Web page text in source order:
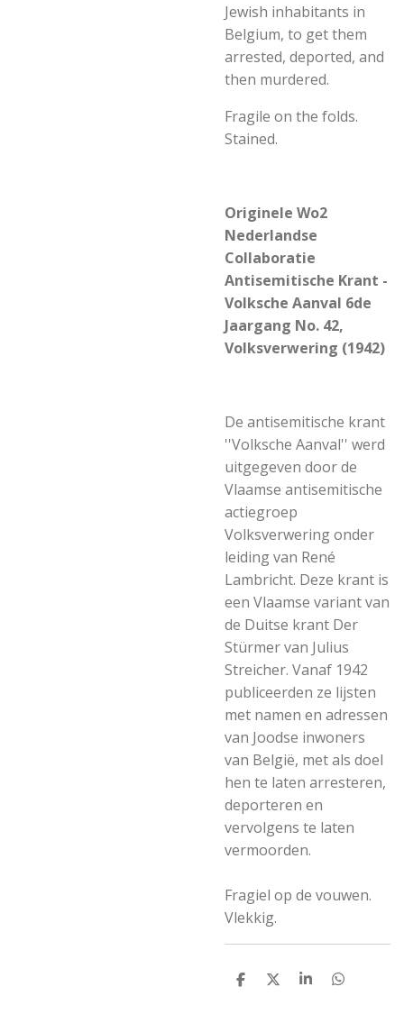
Jewish inhabitants in
Belgium, to get them
arrested, deported, and
then murdered.
Fragile on the folds.
Stained.
Originele Wo2
Nederlandse
Collaboratie
Antisemitische Krant -
Volksche Aanval 6de
Jaargang No. 42,
Volksverwering (1942)
De antisemitische krant
''Volksche Aanval'' werd
uitgegeven door de
Vlaamse antisemitische
actiegroep
Volksverwering onder
leiding van René
Lambricht. Deze krant is
een Vlaamse variant van
de Duitse krant Der
Stürmer van Julius
Streicher. Vanaf 1942
publiceerden ze lijsten
met namen en adressen
van Joodse inwoners
van België, met als doel
hen te laten arresteren,
deporteren en
vervolgens te laten
vermoorden.
Fragiel op de vouwen.
Vlekkig.
S
S
S
S